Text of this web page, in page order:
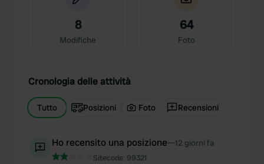
8
Modifiche
64
Foto
Cronologia delle attività
Tutto Posizioni Foto Recensioni
Ho recensito una posizione—12 giorni fa
Sitecode: 99321